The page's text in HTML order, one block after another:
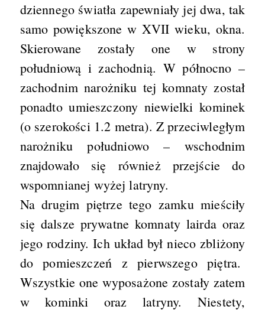
dziennego światła zapewniały jej dwa, tak
samo powiększone w XVII wieku, okna.
Skierowane zostały one w strony
południową i zachodnią. W północno –
zachodnim narożniku tej komnaty został
ponadto umieszczony niewielki kominek
(o szerokości 1.2 metra). Z przeciwległym
narożniku południowo – wschodnim
znajdowało się również przejście do
wspomnianej wyżej latryny.
Na drugim piętrze tego zamku mieściły
się dalsze prywatne komnaty lairda oraz
jego rodziny. Ich układ był nieco zbliżony
do pomieszczeń z pierwszego piętra.
Wszystkie one wyposażone zostały zatem
w kominki oraz latryny. Niestety,